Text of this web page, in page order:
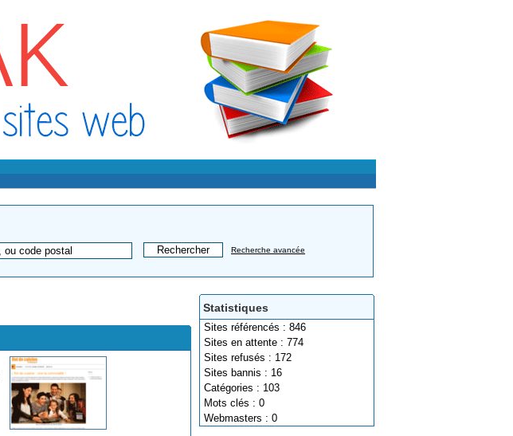
Recherche avancée
Statistiques
Sites référencés : 846
Sites en attente : 774
Sites refusés : 172
Sites bannis : 16
Catégories : 103
Mots clés : 0
Webmasters : 0